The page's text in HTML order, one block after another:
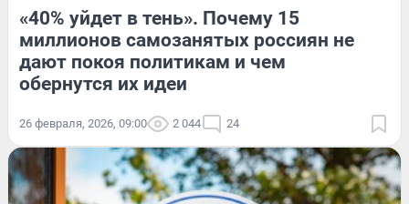
«40% уйдет в тень». Почему 15
миллионов самозанятых россиян не
дают покоя политикам и чем
обернутся их идеи
26 февраля, 2026, 09:00 2 044 24